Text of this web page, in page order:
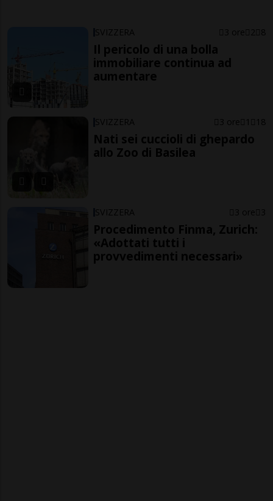
SVIZZERA 3 ore 2 8
Il pericolo di una bolla
immobiliare continua ad
aumentare
SVIZZERA 3 ore 1 18
Nati sei cuccioli di ghepardo
allo Zoo di Basilea
SVIZZERA 3 ore 3
Procedimento Finma, Zurich:
«Adottati tutti i
provvedimenti necessari»